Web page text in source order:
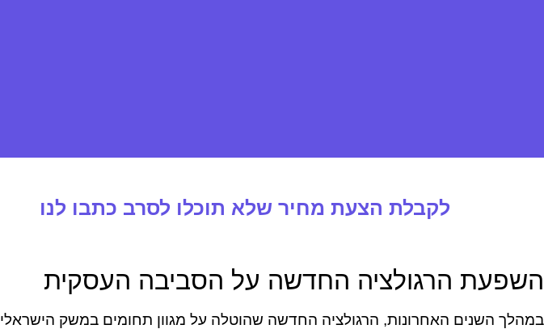
לקבלת הצעת מחיר שלא תוכלו לסרב כתבו לנו
השפעת הרגולציה החדשה על הסביבה העסקית
במהלך השנים האחרונות, הרגולציה החדשה שהוטלה על מגוון תחומים במשק הישראלי